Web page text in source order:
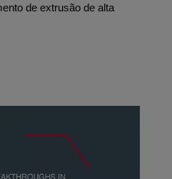
de extrusão de alta